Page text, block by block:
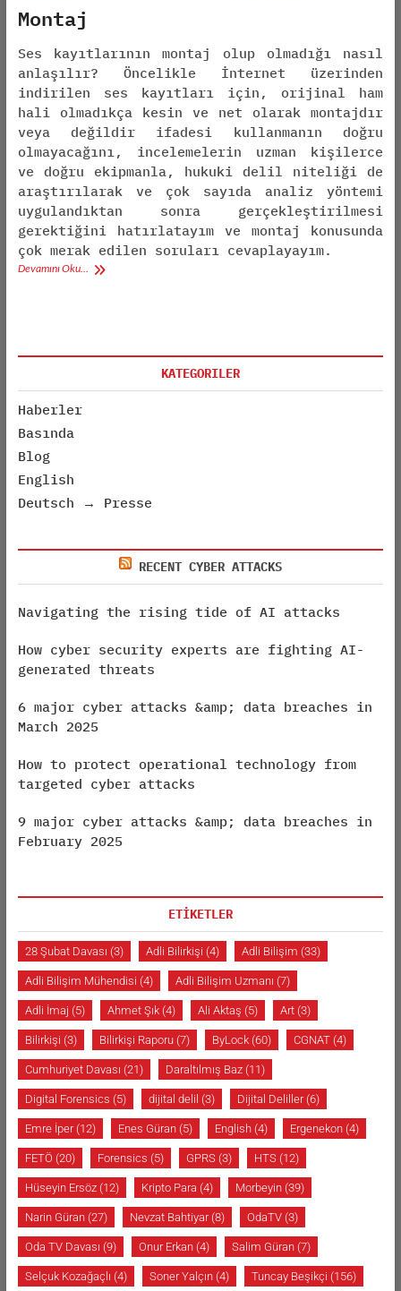
Montaj
Ses kayıtlarının montaj olup olmadığı nasıl
anlaşılır? Öncelikle İnternet üzerinden
indirilen ses kayıtları için, orijinal ham
hali olmadıkça kesin ve net olarak montajdır
veya değildir ifadesi kullanmanın doğru
olmayacağını, incelemelerin uzman kişilerce
ve doğru ekipmanla, hukuki delil niteliği de
araştırılarak ve çok sayıda analiz yöntemi
uygulandıktan sonra gerçekleştirilmesi
gerektiğini hatırlatayım ve montaj konusunda
çok merak edilen soruları cevaplayayım.
Devamını Oku…
KATEGORILER
Haberler
Basında
Blog
English
Deutsch → Presse
RECENT CYBER ATTACKS
Navigating the rising tide of AI attacks
How cyber security experts are fighting AI-
generated threats
6 major cyber attacks &amp; data breaches in
March 2025
How to protect operational technology from
targeted cyber attacks
9 major cyber attacks &amp; data breaches in
February 2025
ETİKETLER
28 Şubat Davası (3) Adli Bilirkişi (4) Adli Bilişim (33)
Adli Bilişim Mühendisi (4) Adli Bilişim Uzmanı (7)
Adli İmaj (5) Ahmet Şık(4) Ali Aktaş (5) Art(3)
Bilirkişi (3) Bilirkişi Raporu(7) ByLock(60) CGNAT(4)
Cumhuriyet Davası (21) Daraltılmış Baz(11)
Digital Forensics (5) dijital delil (3) Dijital Deliller(6)
Emre İper(12) Enes Güran(5) English(4) Ergenekon(4)
FETÖ (20) Forensics (5) GPRS(3) HTS(12)
Hüseyin Ersöz(12) Kripto Para (4) Morbeyin(39)
Narin Güran(27) Nevzat Bahtiyar(8) OdaTV(3)
Oda TV Davası (9) Onur Erkan(4) Salim Güran(7)
Selçuk Kozağaçlı (4) Soner Yalçın(4) Tuncay Beşikçi (156)